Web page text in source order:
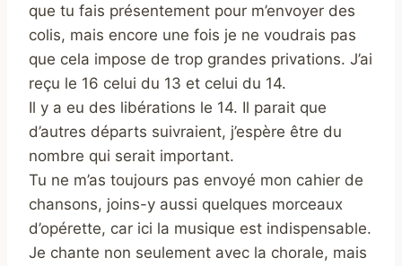
que tu fais présentement pour m’envoyer des
colis, mais encore une fois je ne voudrais pas
que cela impose de trop grandes privations. J’ai
reçu le 16 celui du 13 et celui du 14.
Il y a eu des libérations le 14. Il parait que
d’autres départs suivraient, j’espère être du
nombre qui serait important.
Tu ne m’as toujours pas envoyé mon cahier de
chansons, joins-y aussi quelques morceaux
d’opérette, car ici la musique est indispensable.
Je chante non seulement avec la chorale, mais